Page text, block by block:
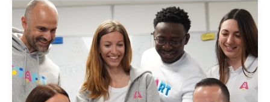
Pourquoi
personnaliser
des
textiles
pour
les
start-